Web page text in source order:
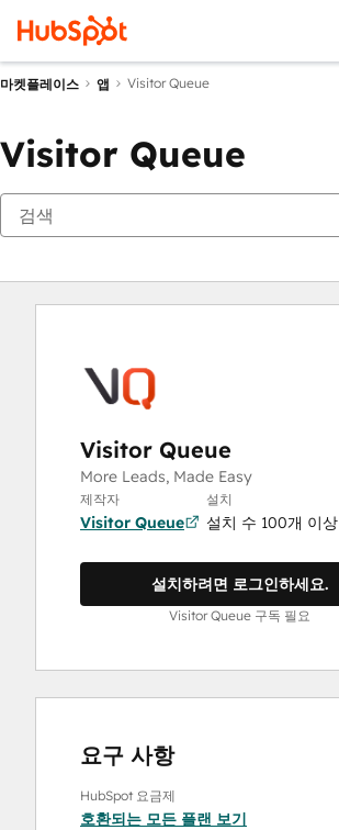
마켓플레이스 앱 Visitor Queue
Visitor Queue
Visitor Queue
More Leads, Made Easy
제작자
Visitor Queue
설치
설치 수 100개 이상
설치하려면 로그인하세요.
Visitor Queue 구독 필요
요구 사항
HubSpot 요금제
호환되는 모든 플랜 보기